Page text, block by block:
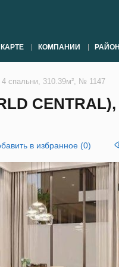
КОМПАНИИ
спальни, 310.39м², № 1147
в избранное (0)